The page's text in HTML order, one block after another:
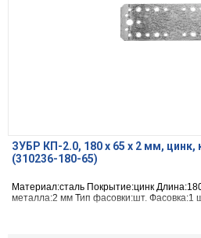
ЗУБР КП-2.0, 180 x 65 x 2 мм, цинк,
(310236-180-65)
Материал:сталь Покрытие:цинк
металла:2 мм Тип фасовки:шт. Фасовка:1